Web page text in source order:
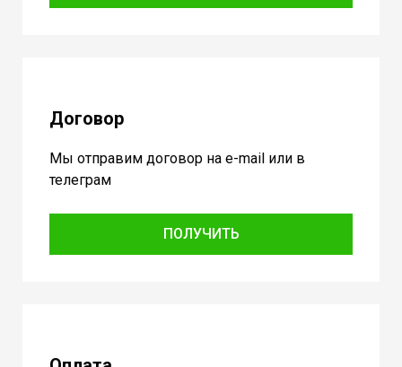
Договор
Мы отправим договор на e-mail или в
телеграм
ПОЛУЧИТЬ